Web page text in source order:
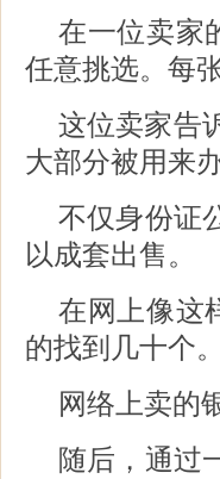
在一位卖家
任意挑选。每
这位卖家告
大部分被用来
不仅身份证
以成套出售。
在网上像这
的找到几十个。
网络上卖的
随后，通过